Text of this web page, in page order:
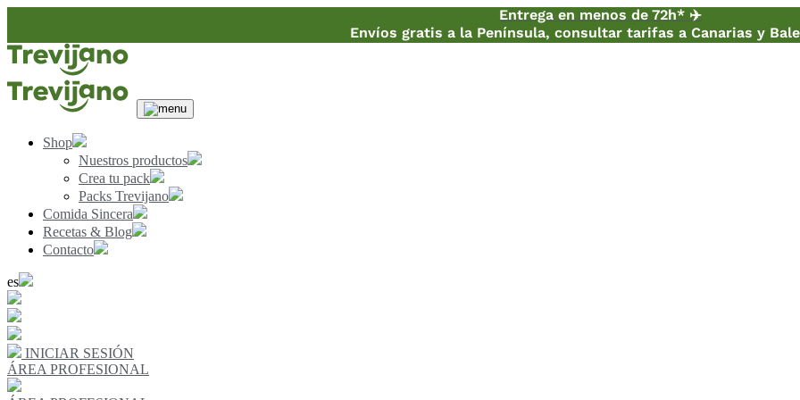
Entrega en menos de 72h* ✈️
Envíos gratis a la Península, consultar tarifas a Canarias y
Shop
Nuestros productos
Crea tu pack
Packs Trevijano
Comida Sincera
Recetas & Blog
Contacto
es
INICIAR SESIÓN
ÁREA PROFESIONAL